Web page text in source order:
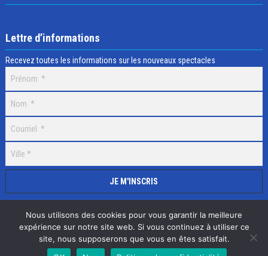
Lettre d’informations
Recevez toutes les informations sur les nouveaux spectacles
Selectick © 2020 Tous droits réservés, RéalisationAdamaco
Nous utilisons des cookies pour vous garantir la meilleure
expérience sur notre site web. Si vous continuez à utiliser ce
site, nous supposerons que vous en êtes satisfait.